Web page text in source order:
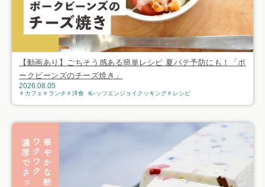
【動画あり】ごちそう感ある簡単レシピ 夏バテ予防にも！「ポ
ークビーンズのチーズ焼き」
2026.08.05
カフェ ランチ 洋食 レッツエンジョイクッキング レシピ